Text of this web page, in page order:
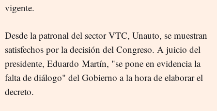
vigente.
Desde la patronal del sector VTC, Unauto, se muestran
satisfechos por la decisión del Congreso. A juicio del
presidente, Eduardo Martín, "se pone en evidencia la
falta de diálogo" del Gobierno a la hora de elaborar el
decreto.